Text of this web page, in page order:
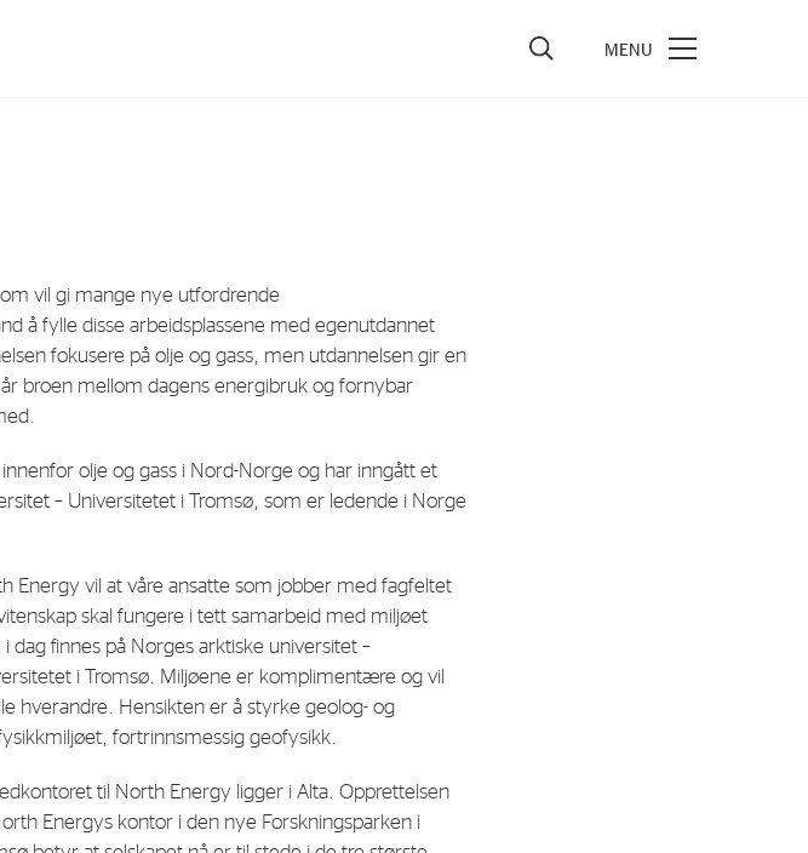
vil gi mange nye utfordrende
å fylle disse arbeidsplassene med egenutdannet
fokusere på olje og gass, men utdannelsen gir en
broen mellom dagens energibruk og fornybar
olje og gass i Nord-Norge og har inngått et
– Universitetet i Tromsø, som er ledende i Norge
Energy vil at våre ansatte som jobber med fagfeltet
skal fungere i tett samarbeid med miljøet
i dag finnes på Norges arktiske universitet –
i Tromsø. Miljøene er komplimentære og vil
hverandre. Hensikten er å styrke geolog- og
fortrinnsmessig geofysikk.
til North Energy ligger i Alta. Opprettelsen
Energys kontor i den nye Forskningsparken i
Stock Exchange Releases
Share Information
Corporate Governance
Legal Org. Number:
NO 891797702 MVA